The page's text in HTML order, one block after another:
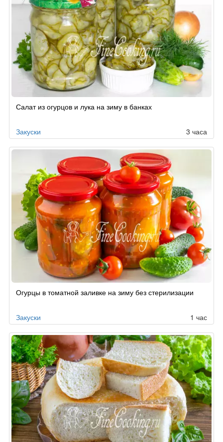
Салат из огурцов и лука на зиму в банках
Закуски 3 часа
Огурцы в томатной заливке на зиму без стерилизации
Закуски 1 час